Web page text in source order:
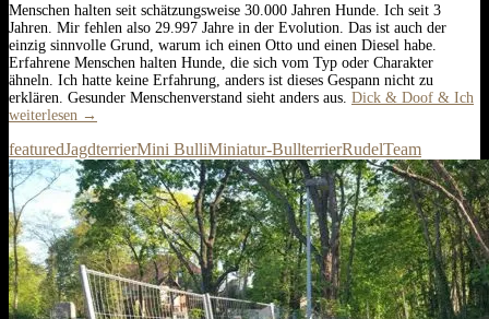
Menschen halten seit schätzungsweise 30.000 Jahren Hunde. Ich seit 3
Jahren. Mir fehlen also 29.997 Jahre in der Evolution. Das ist auch der
einzig sinnvolle Grund, warum ich einen Otto und einen Diesel habe.
Erfahrene Menschen halten Hunde, die sich vom Typ oder Charakter
ähneln. Ich hatte keine Erfahrung, anders ist dieses Gespann nicht zu
erklären. Gesunder Menschenverstand sieht anders aus. Dick & Doof & Ich
weiterlesen →
featuredJagdterrierMini BulliMiniatur-BullterrierRudelTeam